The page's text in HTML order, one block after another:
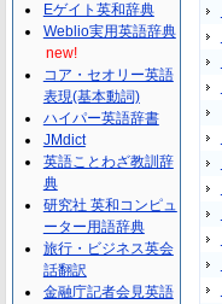
Eゲイト英和辞典
Weblio実用英語辞典
new!
コア・セオリー英語
表現(基本動詞)
ハイパー英語辞書
JMdict
英語ことわざ教訓辞
典
研究社 英和コンピュ
ーター用語辞典
旅行・ビジネス英会
話翻訳
金融庁記者会見英語